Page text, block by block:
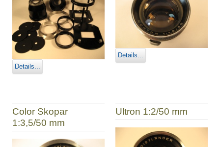
Details...
Details...
Color Skopar
1:3,5/50 mm
Ultron 1:2/50 mm